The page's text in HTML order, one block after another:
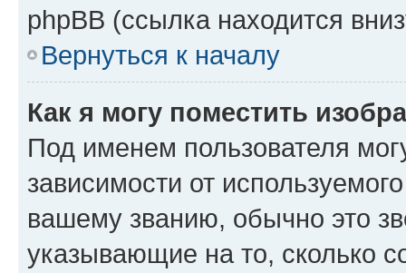
phpBB (ссылка находится
Вернуться к началу
Как я могу поместить
Под именем пользователя
зависимости от
вашему званию, обычно это
указывающие на то, сколько